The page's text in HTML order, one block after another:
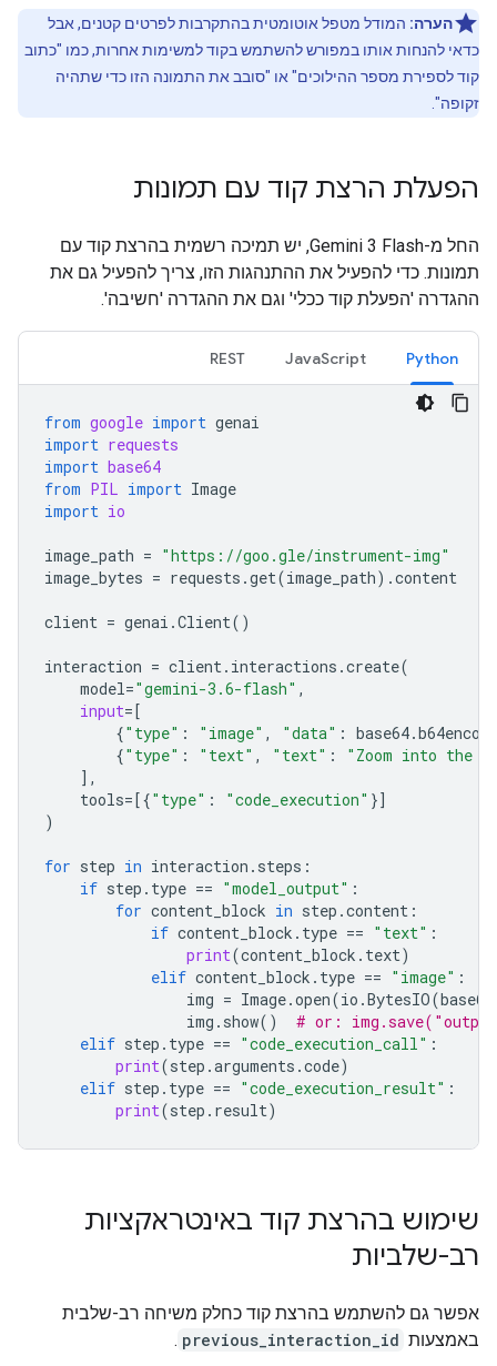
הערה: המודל מטפל אוטומטית בהתקרבות לפרטים קטנים, אבל
כדאי להנחות אותו במפורש להשתמש בקוד למשימות אחרות, כמו "כתוב
קוד לספירת מספר ההילוכים" או "סובב את התמונה הזו כדי שתהיה
זקופה".
הפעלת הרצת קוד עם תמונות
החל מ-Gemini 3 Flash, יש תמיכה רשמית בהרצת קוד עם
תמונות. כדי להפעיל את ההתנהגות הזו, צריך להפעיל גם את
ההגדרה 'הפעלת קוד ככלי' וגם את ההגדרה 'חשיבה'.
Python
JavaScript
REST
from google import genai
import requests
import base64
from PIL import Image
import io
image_path = "https://goo.gle/instrument-img"
image_bytes = requests .get(image_path) .content
client = genai .Client()
interaction = client. interactions .create(
model="gemini-3.6-flash" ,
input=[
{"type" : "image" , "data" : base64.b64encode
{"type" : "text" , "text" :
"Zoom into the
],
tools=[{"type" : "code_execution" }]
)
for step in interaction . steps :
if step . type == "model_output" :
for content_block in step .content :
if content_block . type == "text" :
print(content_block . text)
elif content_block . type == "image" :
img = Image.open(io .BytesIO(base64
img . show()
# or:
elif step . type == "code_execution_call" :
print(step .arguments .code)
elif step . type == "code_execution_result" :
print(step . result)
שימוש בהרצת קוד באינטראקציות
רב-שלביות
אפשר גם להשתמש בהרצת קוד כחלק משיחה רב-שלבית
באמצעות previous_interaction_id
.